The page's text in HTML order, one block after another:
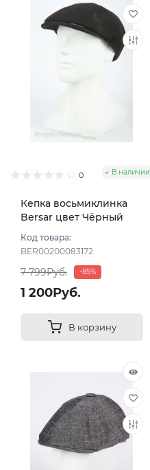
0 В наличии
Кепка восьмиклинка
Bersar цвет Чёрный
Код товара:
BER00200083172
7 799Руб. -85%
1 200Руб.
В корзину